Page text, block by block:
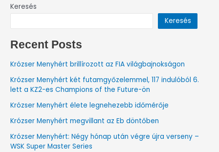
Keresés
Keresés
Recent Posts
Krózser Menyhért brillírozott az FIA világbajnokságon
Krózser Menyhért két futamgyőzelemmel, 117 indulóból 6.
lett a KZ2-es Champions of the Future-ön
Krózser Menyhért élete legnehezebb időmérője
Krózser Menyhért megvillant az Eb döntőben
Krózser Menyhért: Négy hónap után végre újra verseny –
WSK Super Master Series